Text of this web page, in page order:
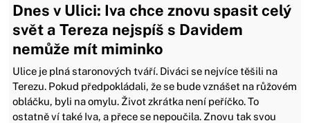
Dnes v Ulici: Iva chce znovu spasit celý
svět a Tereza nejspíš s Davidem
nemůže mít miminko
Ulice je plná staronových tváří. Diváci se nejvíce těšili na
Terezu. Pokud předpokládali, že se bude vznášet na růžovém
obláčku, byli na omylu. Život zkrátka není peříčko. To
ostatně ví také Iva, a přece se nepoučila. Znovu tak svou